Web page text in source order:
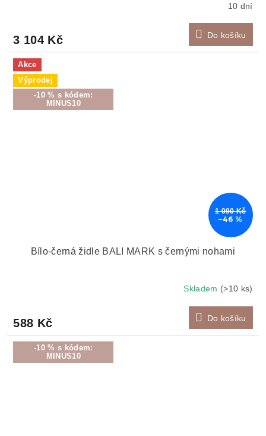
10 dní
3 104 Kč Do košíku
Akce
Výprodej
-10 % s kódem:
MINUS10
1 090 Kč
–46 %
Bílo-černá židle BALI MARK s černými nohami
Skladem (>10 ks)
588 Kč Do košíku
-10 % s kódem:
MINUS10